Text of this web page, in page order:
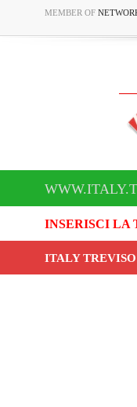
MEMBER OF
INSERISCI LA
ITALY TREVISO